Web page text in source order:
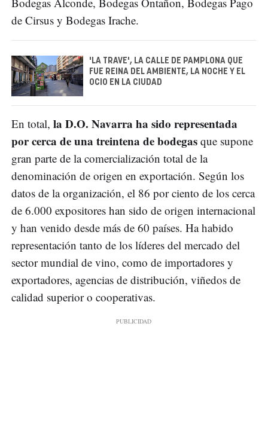
de Cirsus y Bodegas Irache.
'LA TRAVE', LA CALLE DE PAMPLONA QUE
FUE REINA DEL AMBIENTE, LA NOCHE Y EL
OCIO EN LA CIUDAD
En total, la D.O. Navarra ha sido representada
por cerca de una treintena de bodegas que supone
gran parte de la comercialización total de la
denominación de origen en exportación. Según los
datos de la organización, el 86 por ciento de los cerca
de 6.000 expositores han sido de origen internacional
y han venido desde más de 60 países. Ha habido
representación tanto de los líderes del mercado del
sector mundial de vino, como de importadores y
exportadores, agencias de distribución, viñedos de
calidad superior o cooperativas.